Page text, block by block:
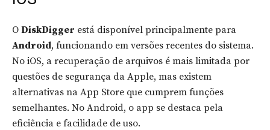
O DiskDigger está disponível principalmente para
Android, funcionando em versões recentes do sistema.
No iOS, a recuperação de arquivos é mais limitada por
questões de segurança da Apple, mas existem
alternativas na App Store que cumprem funções
semelhantes. No Android, o app se destaca pela
eficiência e facilidade de uso.